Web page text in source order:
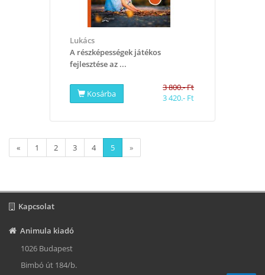
Lukács
A részképességek játékos
fejlesztése az ...
Kosárba
3 800.- Ft
3 420.- Ft
« 1 2 3 4 5 »
Kapcsolat
Animula kiadó
1026 Budapest
Bimbó út 184/b.